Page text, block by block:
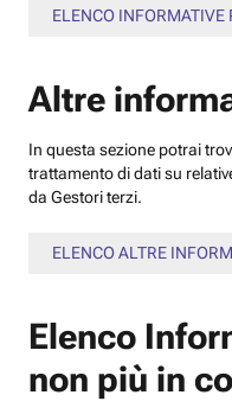
ELENCO INFORMATIVE
Altre
In questa sezione potrai
trattamento di dati su
da Gestori terzi.
ELENCO ALTRE
Elenco
non più in